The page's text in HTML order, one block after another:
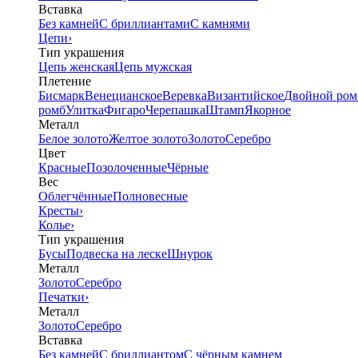
Вставка
Без камнейС бриллиантамиС камнями
Цепи›
Тип украшения
Цепь женскаяЦепь мужская
Плетение
БисмаркВенецианскоеВеревкаВизантийскоеДвойной
ромбУлиткаФигароЧерепашкаШтампЯкорное
Металл
Белое золотоЖелтое золотоЗолотоСеребро
Цвет
КрасныеПозолоченныеЧёрные
Вес
ОблегчённыеПолновесные
Кресты›
Колье›
Тип украшения
БусыПодвеска на лескеШнурок
Металл
ЗолотоСеребро
Печатки›
Металл
ЗолотоСеребро
Вставка
Без камнейС бриллиантомС чёрным камнем